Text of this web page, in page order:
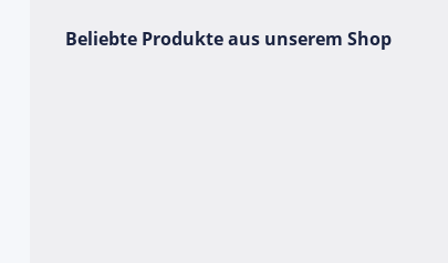
Beliebte Produkte aus unserem Shop